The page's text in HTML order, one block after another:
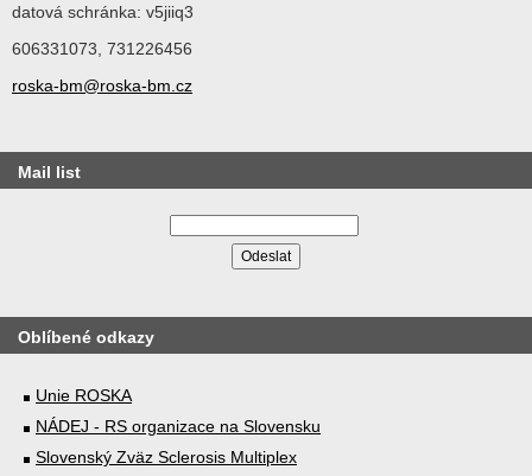
datová schránka: v5jiiq3
606331073, 731226456
roska-bm@roska-bm.cz
Mail list
Oblíbené odkazy
Unie ROSKA
NÁDEJ - RS organizace na Slovensku
Slovenský Zväz Sclerosis Multiplex